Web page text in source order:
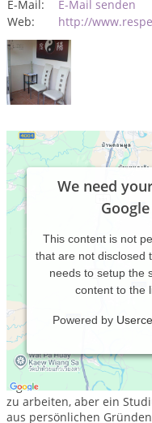
E-Mail:
E-Mail senden
Web:
http://
We need
This content is not
that are not disclosed
needs to setup the
content to the
Powered by
Ich wurde 1974 in
mir, seit ich denken kann.
Eigentlich war es immer
zu arbeiten, aber ein
aus persönlichen